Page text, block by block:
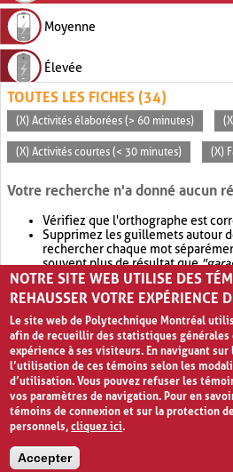
Moyenne
Élevée
TOUTES LES FICHES (34)
(X) Activités élaborées (> 60 minutes)
(X) Activités courtes (< 30 minutes) (X)
Votre recherche n'a donné aucun
Vérifiez que l'orthographe est
Supprimez les guillemets autour
rechercher chaque mot
souvent plus de résultat que
Envisagez d'élargir votre
retournera souvent plus de
NOTRE SITE WEB UTILISE DES
REHAUSSER VOTRE EXPÉRIENCE
Le site web de Polytechnique Montréal
afin de recueillir des statistiques
expérience à ses visiteurs. En naviguant
l’utilisation de ces témoins selon les
d’utilisation. Vous pouvez refuser les
vos paramètres de navigation. Pour en
témoins de connexion et sur la protection
personnels,cliquez ici.
Accepter